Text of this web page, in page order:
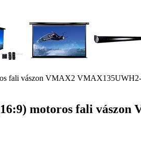
fali vászon VMAX2
motoros fali